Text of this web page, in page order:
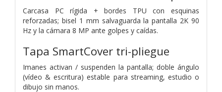
Carcasa PC rígida + bordes TPU con esquinas
reforzadas; bisel 1 mm salvaguarda la pantalla 2K 90
Hz y la cámara 8 MP ante golpes y caídas.
Tapa SmartCover tri-pliegue
Imanes activan / suspenden la pantalla; doble ángulo
(vídeo & escritura) estable para streaming, estudio o
dibujo sin manos.